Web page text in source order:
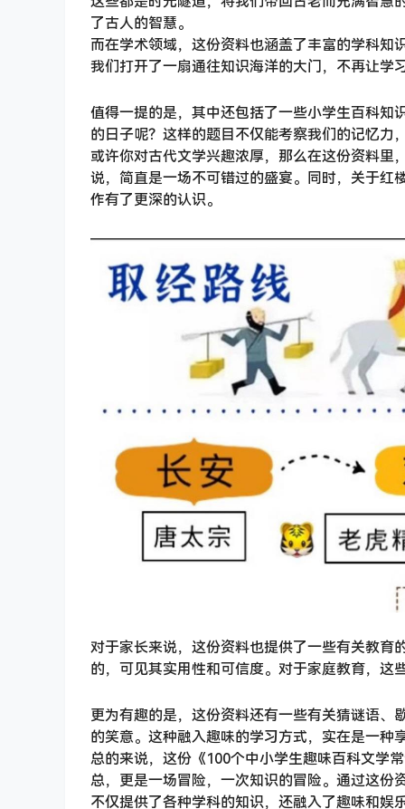
了古人的智慧。
而在学术领域，这份资料也涵盖了丰富的学科知
我们打开了一扇通往知识海洋的大门，不再让学
值得一提的是，其中还包括了一些小学生百科知
的日子呢？这样的题目不仅能考察我们的记忆力
或许你对古代文学兴趣浓厚，那么在这份资料里
说，简直是一场不可错过的盛宴。同时，关于红
作有了更深的认识。
对于家长来说，这份资料也提供了一些有关教育
的，可见其实用性和可信度。对于家庭教育，这
更为有趣的是，这份资料还有一些有关猜谜语、
的笑意。这种融入趣味的学习方式，实在是一种
总的来说，这份《100个中小学生趣味百科文学
总，更是一场冒险，一次知识的冒险。通过这份
不仅提供了各种学科的知识，还融入了趣味和娱